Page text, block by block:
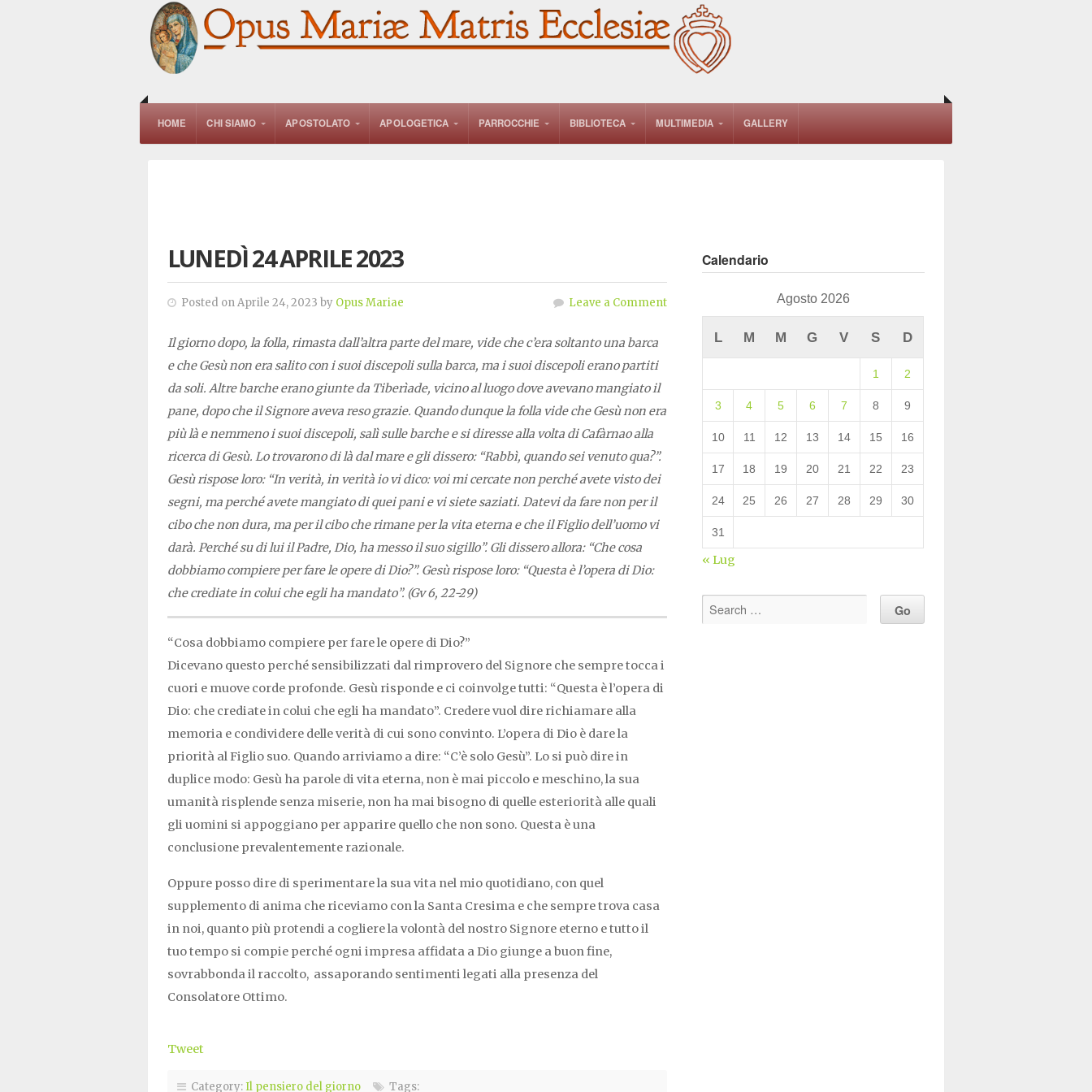
HOME CHI SIAMO APOSTOLATO APOLOGETICA PARROCCHIE BIBLIOTECA MULTIMEDIA GALLERY
LUNEDÌ 24 APRILE 2023
Posted on Aprile 24, 2023 by Opus Mariae Leave a Comment
Il giorno dopo, la folla, rimasta dall’altra parte del mare, vide che c’era soltanto una barca
e che Gesù non era salito con i suoi discepoli sulla barca, ma i suoi discepoli erano partiti
da soli. Altre barche erano giunte da Tiberìade, vicino al luogo dove avevano mangiato il
pane, dopo che il Signore aveva reso grazie. Quando dunque la folla vide che Gesù non era
più là e nemmeno i suoi discepoli, salì sulle barche e si diresse alla volta di Cafàrnao alla
ricerca di Gesù. Lo trovarono di là dal mare e gli dissero: “Rabbì, quando sei venuto qua?”.
Gesù rispose loro: “In verità, in verità io vi dico: voi mi cercate non perché avete visto dei
segni, ma perché avete mangiato di quei pani e vi siete saziati. Datevi da fare non per il
cibo che non dura, ma per il cibo che rimane per la vita eterna e che il Figlio dell’uomo vi
darà. Perché su di lui il Padre, Dio, ha messo il suo sigillo”. Gli dissero allora: “Che cosa
dobbiamo compiere per fare le opere di Dio?”. Gesù rispose loro: “Questa è l’opera di Dio:
che crediate in colui che egli ha mandato”. (Gv 6, 22-29)
“Cosa dobbiamo compiere per fare le opere di Dio?”
Dicevano questo perché sensibilizzati dal rimprovero del Signore che sempre tocca i
cuori e muove corde profonde. Gesù risponde e ci coinvolge tutti: “Questa è l’opera di
Dio: che crediate in colui che egli ha mandato”. Credere vuol dire richiamare alla
memoria e condividere delle verità di cui sono convinto. L’opera di Dio è dare la
priorità al Figlio suo. Quando arriviamo a dire: “C’è solo Gesù”. Lo si può dire in
duplice modo: Gesù ha parole di vita eterna, non è mai piccolo e meschino, la sua
umanità risplende senza miserie, non ha mai bisogno di quelle esteriorità alle quali
gli uomini si appoggiano per apparire quello che non sono. Questa è una
conclusione prevalentemente razionale.
Oppure posso dire di sperimentare la sua vita nel mio quotidiano, con quel
supplemento di anima che riceviamo con la Santa Cresima e che sempre trova casa
in noi, quanto più protendi a cogliere la volontà del nostro Signore eterno e tutto il
tuo tempo si compie perché ogni impresa affidata a Dio giunge a buon fine,
sovrabbonda il raccolto, assaporando sentimenti legati alla presenza del
Consolatore Ottimo.
Tweet
Category:Il pensiero del giorno Tags:
Calendario
Agosto 2026
L M M G V S D
1 2
3 4 5 6 7 8 9
10 11 12 13 14 15 16
17 18 19 20 21 22 23
24 25 26 27 28 29 30
31
« Lug